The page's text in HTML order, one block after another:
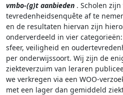
vmbo-(g)t aanbieden . Scholen
tevredenheidsenquête af te
en de resultaten hiervan zijn
onderverdeeld in vier
sfeer, veiligheid en
per onderwijssoort. Wij zijn de
ziekteverzuim van leraren
we verkregen via een WOO-
met een lager dan gemiddeld